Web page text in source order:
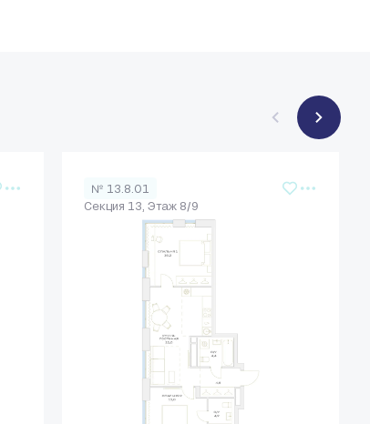
№ 13.8.01
Секция 13, Этаж 8/9